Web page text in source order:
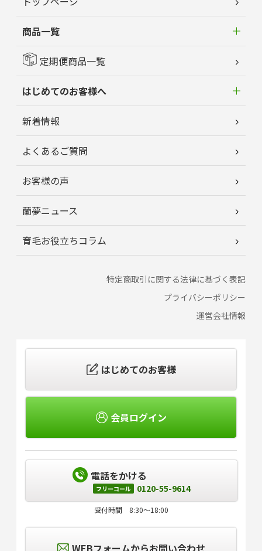
商品一覧
定期便商品一覧
はじめてのお客様へ
新着情報
よくあるご質問
お客様の声
蘭夢ニュース
育毛お役立ちコラム
特定商取引に関する法律に基づく表記
プライバシーポリシー
運営会社情報
はじめてのお客様
WEBフォームからお問い合わせ
電話をかける
フリーコール 0120-55-9614
受付時間 8:30～18:00
会員ログイン